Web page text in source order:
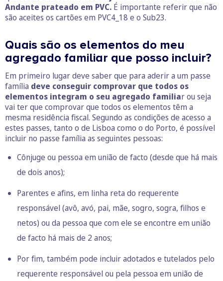
Andante prateado em PVC. É importante referir que não
são aceites os cartões em PVC4_18 e o Sub23.
Quais são os elementos do meu
agregado familiar que posso incluir?
Em primeiro lugar deve saber que para aderir a um passe
família deve conseguir comprovar que todos os
elementos integram o seu agregado familiar ou seja
vai ter que comprovar que todos os elementos têm a
mesma residência fiscal. Segundo as condições de acesso a
estes passes, tanto o de Lisboa como o do Porto, é possível
incluir no passe família as seguintes pessoas:
Cônjuge ou pessoa em união de facto (desde que há mais
de dois anos);
Parentes e afins, em linha reta do requerente
responsável (avô, avó, pai, mãe, sogro, sogra, filhos e
netos) ou da pessoa que com ele se encontre em união
de facto há mais de 2 anos;
Por fim, também pode incluir adotados e tutelados pelo
requerente responsável ou pela pessoa em união de